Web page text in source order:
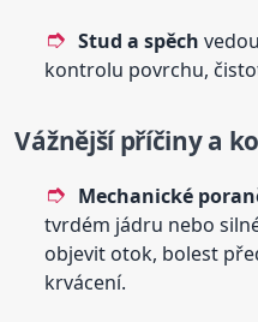
Stud a spěch
kontrolu povrchu,
Vážnější příčiny a
Mechanické
tvrdém jádru nebo
objevit otok, bolest
krvácení.